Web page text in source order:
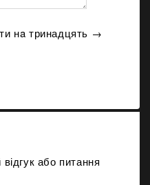
нa тринадцять →
або питання